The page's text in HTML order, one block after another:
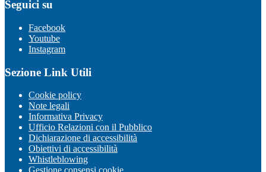
Seguici su
Facebook
Youtube
Instagram
Sezione Link Utili
Cookie policy
Note legali
Informativa Privacy
Ufficio Relazioni con il Pubblico
Dichiarazione di accessibilità
Obiettivi di accessibilità
Whistleblowing